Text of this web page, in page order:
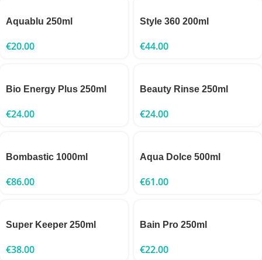
Aquablu 250ml
€20.00
Style 360 200ml
€44.00
Bio Energy Plus 250ml
€24.00
Beauty Rinse 250ml
€24.00
Bombastic 1000ml
€86.00
Aqua Dolce 500ml
€61.00
Super Keeper 250ml
€38.00
Bain Pro 250ml
€22.00